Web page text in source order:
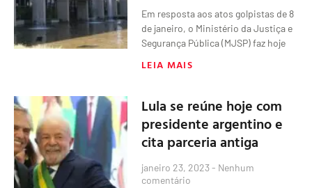
Em resposta aos atos golpistas de 8
de janeiro, o Ministério da Justiça e
Segurança Pública (MJSP) faz hoje
LEIA MAIS
Lula se reúne hoje com
presidente argentino e
cita parceria antiga
janeiro 23, 2023 Nenhum
comentário